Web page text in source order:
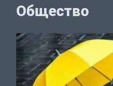
Общество